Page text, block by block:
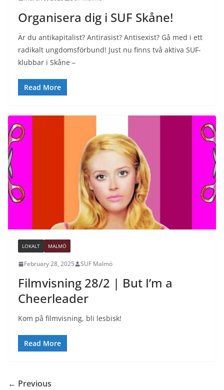
Organisera dig i SUF Skåne!
Är du antikapitalist? Antirasist? Antisexist? Gå med i ett
radikalt ungdomsförbund! Just nu finns två aktiva SUF-
klubbar i Skåne –
Read More
LOKALT MALMÖ
February 28, 2025 SUF Malmö
Filmvisning 28/2 | But I’m a
Cheerleader
Kom på filmvisning, bli lesbisk!
Read More
← Previous